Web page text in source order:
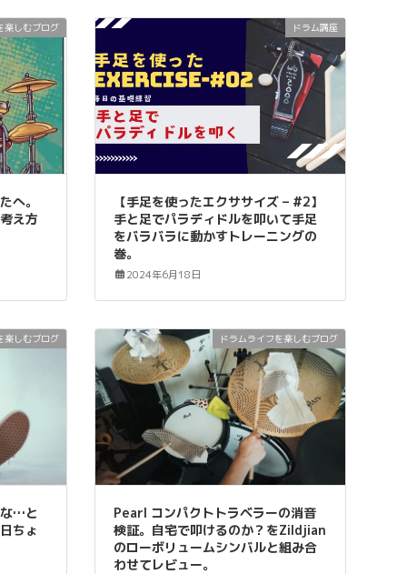
楽しむブログ
へ。
え方
ドラム講座
【手足を使ったエクササイズ – #2】
手と足でパラディドルを叩いて手足
をバラバラに動かすトレーニングの
巻。
2024年6月18日
楽しむブログ
…と
ちょ
ドラムライフを楽しむブログ
Pearl コンパクトトラベラーの消音
検証。自宅で叩けるのか？をZildjian
のローボリュームシンバルと組み合
わせてレビュー。